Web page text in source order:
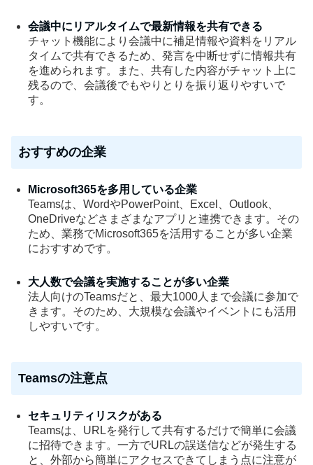
会議中にリアルタイムで最新情報を共有できる
チャット機能により会議中に補足情報や資料をリアル
タイムで共有できるため、発言を中断せずに情報共有
を進められます。また、共有した内容がチャット上に
残るので、会議後でもやりとりを振り返りやすいで
す。
おすすめの企業
Microsoft365を多用している企業
Teamsは、WordやPowerPoint、Excel、Outlook、
OneDriveなどさまざまなアプリと連携できます。その
ため、業務でMicrosoft365を活用することが多い企業
におすすめです。
大人数で会議を実施することが多い企業
法人向けのTeamsだと、最大1000人まで会議に参加で
きます。そのため、大規模な会議やイベントにも活用
しやすいです。
Teamsの注意点
セキュリティリスクがある
Teamsは、URLを発行して共有するだけで簡単に会議
に招待できます。一方でURLの誤送信などが発生する
と、外部から簡単にアクセスできてしまう点に注意が